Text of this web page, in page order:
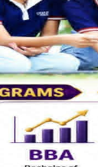
सञ्चालन शिक्षकहरु